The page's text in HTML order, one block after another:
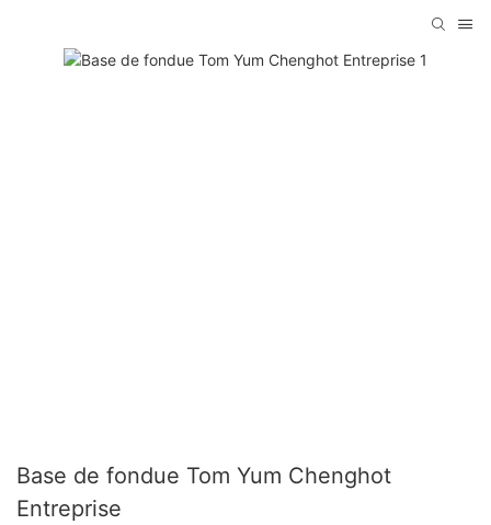
Base de fondue Tom Yum Chenghot
Entreprise